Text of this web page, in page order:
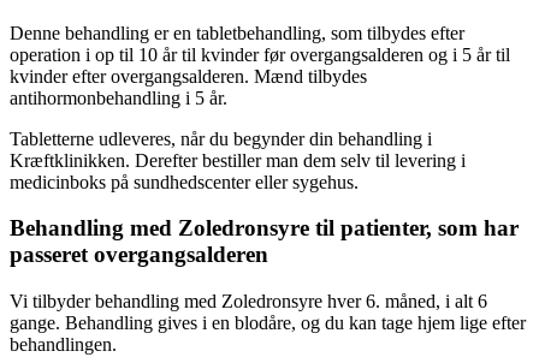
Denne behandling er en tabletbehandling, som tilbydes efter
operation i op til 10 år til kvinder før overgangsalderen og i 5 år til
kvinder efter overgangsalderen. Mænd tilbydes
antihormonbehandling i 5 år.
Tabletterne udleveres, når du begynder din behandling i
Kræftklinikken. Derefter bestiller man dem selv til levering i
medicinboks på sundhedscenter eller sygehus.
Behandling med Zoledronsyre til patienter, som har
passeret overgangsalderen
Vi tilbyder behandling med Zoledronsyre hver 6. måned, i alt 6
gange. Behandling gives i en blodåre, og du kan tage hjem lige efter
behandlingen.